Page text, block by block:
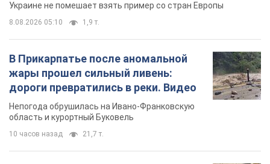
Украине не помешает взять пример со стран Европы
8.08.2026 05:10 1,9 т.
В Прикарпатье после аномальной
жары прошел сильный ливень:
дороги превратились в реки. Видео
Непогода обрушилась на Ивано-Франковскую
область и курортный Буковель
10 часов назад 21,7 т.